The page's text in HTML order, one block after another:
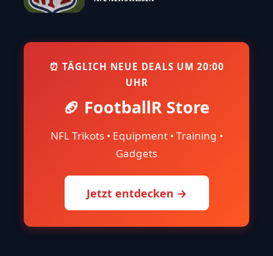
⏰ TÄGLICH NEUE DEALS UM 20:00
UHR
🏈 FootballR Store
NFL Trikots • Equipment • Training •
Gadgets
Jetzt entdecken →